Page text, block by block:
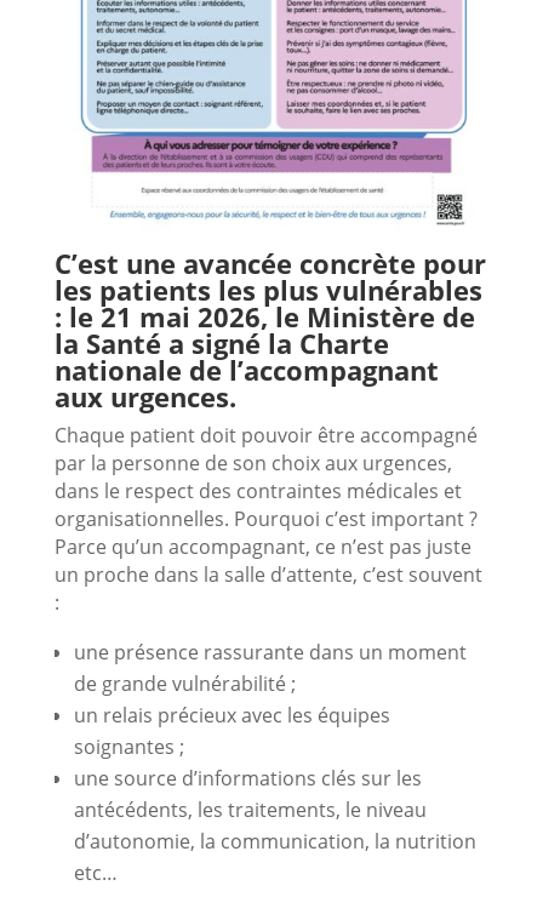
C’est une avancée concrète pour
les patients les plus vulnérables
: le 21 mai 2026, le Ministère de
la Santé a signé la Charte
nationale de l’accompagnant
aux urgences.
Chaque patient doit pouvoir être accompagné
par la personne de son choix aux urgences,
dans le respect des contraintes médicales et
organisationnelles. Pourquoi c’est important ?
Parce qu’un accompagnant, ce n’est pas juste
un proche dans la salle d’attente, c’est souvent
:
une présence rassurante dans un moment
de grande vulnérabilité ;
un relais précieux avec les équipes
soignantes ;
une source d’informations clés sur les
antécédents, les traitements, le niveau
d’autonomie, la communication, la nutrition
etc…